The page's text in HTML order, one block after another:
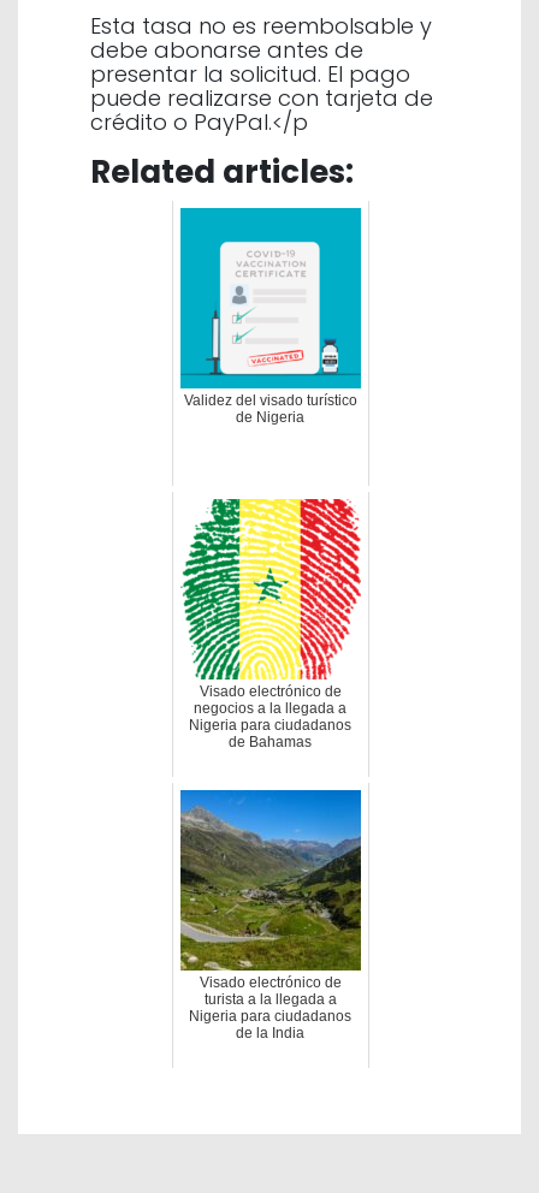
Esta tasa no es reembolsable y
debe abonarse antes de
presentar la solicitud. El pago
puede realizarse con tarjeta de
crédito o PayPal.</p
Related articles:
Validez del visado turístico
de Nigeria
Visado electrónico de
negocios a la llegada a
Nigeria para ciudadanos
de Bahamas
Visado electrónico de
turista a la llegada a
Nigeria para ciudadanos
de la India